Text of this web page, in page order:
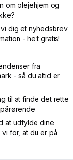
om plejehjem og
dig et nyhedsbrev
- helt gratis!
fra
- så du altid er
til at finde det rette
at udfylde dine
for, at du er på